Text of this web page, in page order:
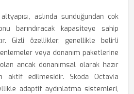
aslında sunduğundan çok
barındıracak kapasiteye sahip
Gizli özellikler, genellikle belirli
veya donanım paketlerine
olan ancak donanımsal olarak hazır
aktif edilmesidir. Skoda Octavia
adaptif aydınlatma sistemleri,